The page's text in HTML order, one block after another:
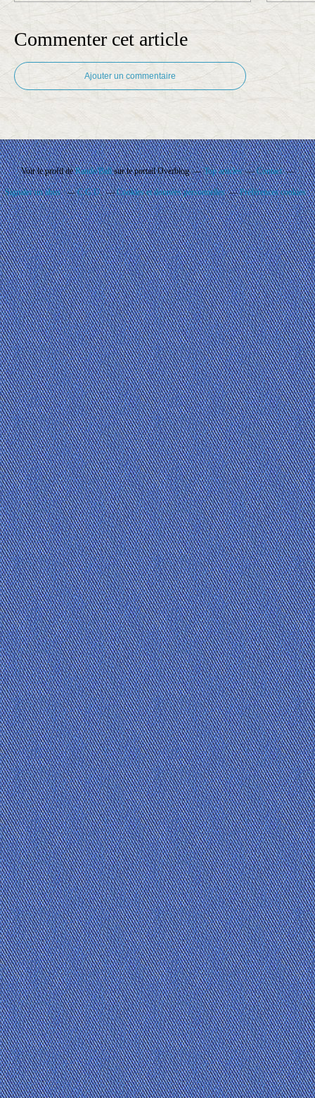
Commenter cet article
Ajouter un commentaire
Voir le profil deRando'Ballsur le portail Overblog Top articles Contact
Signaler un abus C.G.U. Cookies et données personnelles Préférences cookies